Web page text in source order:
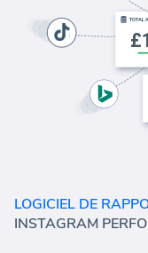
LOGICIEL DE